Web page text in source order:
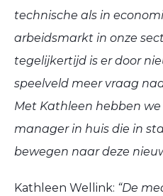
technische als in
arbeidsmarkt in onze
tegelijkertijd is er door
speelveld meer vraag
Met Kathleen hebben
manager in huis die in
bewegen naar deze
Kathleen Wellink: “De